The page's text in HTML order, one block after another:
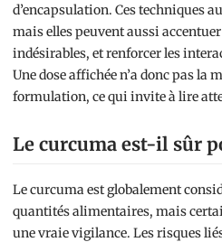
d’encapsulation. Ces techniques
mais elles peuvent aussi
indésirables, et renforcer les
Une dose affichée n’a donc pas la
formulation, ce qui invite à lire
Le curcuma est-il sûr
Le curcuma est globalement
quantités alimentaires, mais
une vraie vigilance. Les risques